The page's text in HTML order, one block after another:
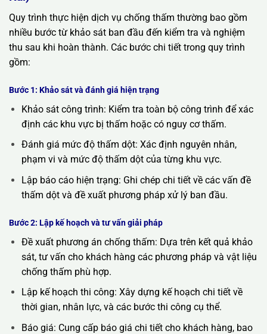
Quy trình thực hiện dịch vụ chống thấm thường bao gồm
nhiều bước từ khảo sát ban đầu đến kiểm tra và nghiệm
thu sau khi hoàn thành. Các bước chi tiết trong quy trình
gồm:
Bước 1: Khảo sát và đánh giá hiện trạng
Khảo sát công trình: Kiểm tra toàn bộ công trình để xác
định các khu vực bị thấm hoặc có nguy cơ thấm.
Đánh giá mức độ thấm dột: Xác định nguyên nhân,
phạm vi và mức độ thấm dột của từng khu vực.
Lập báo cáo hiện trạng: Ghi chép chi tiết về các vấn đề
thấm dột và đề xuất phương pháp xử lý ban đầu.
Bước 2: Lập kế hoạch và tư vấn giải pháp
Đề xuất phương án chống thấm: Dựa trên kết quả khảo
sát, tư vấn cho khách hàng các phương pháp và vật liệu
chống thấm phù hợp.
Lập kế hoạch thi công: Xây dựng kế hoạch chi tiết về
thời gian, nhân lực, và các bước thi công cụ thể.
Báo giá: Cung cấp báo giá chi tiết cho khách hàng, bao